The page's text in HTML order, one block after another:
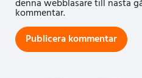
denna webbläsare till nästa
kommentar.